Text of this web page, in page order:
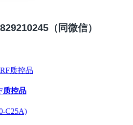
（同微信）
质控品